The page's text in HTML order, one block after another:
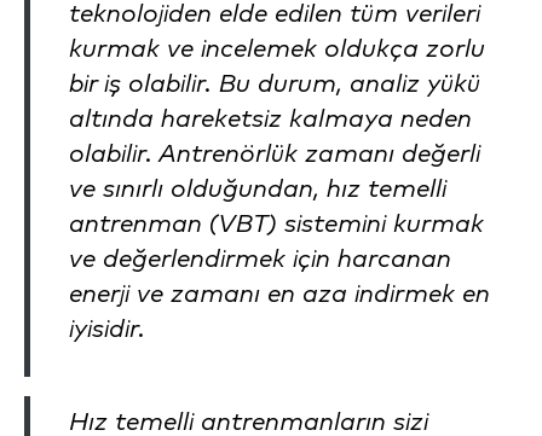
teknolojiden elde edilen tüm verileri
kurmak ve incelemek oldukça zorlu
bir iş olabilir. Bu durum, analiz yükü
altında hareketsiz kalmaya neden
olabilir. Antrenörlük zamanı değerli
ve sınırlı olduğundan, hız temelli
antrenman (VBT) sistemini kurmak
ve değerlendirmek için harcanan
enerji ve zamanı en aza indirmek en
iyisidir.
Hız temelli antrenmanların sizi